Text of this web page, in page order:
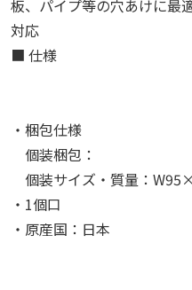
板、パイプ等の穴あけに最
対応
■ 仕様
・梱包仕様
個装梱包：
個装サイズ・質量：
・1個口
・原産国：日本